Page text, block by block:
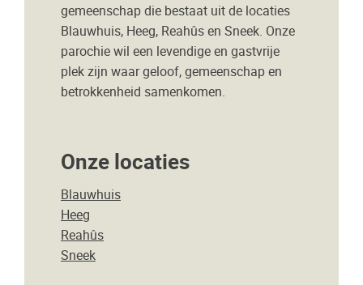
gemeenschap die bestaat uit de locaties
Blauwhuis, Heeg, Reahûs en Sneek. Onze
parochie wil een levendige en gastvrije
plek zijn waar geloof, gemeenschap en
betrokkenheid samenkomen.
Onze locaties
Blauwhuis
Heeg
Reahûs
Sneek